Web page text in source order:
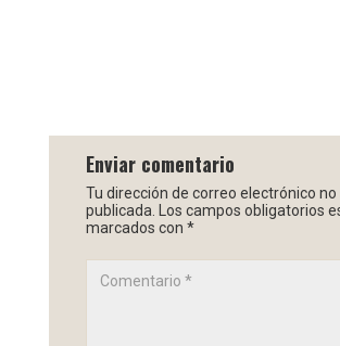
Enviar comentario
Tu dirección de correo electrónico no
publicada.
Los campos obligatorios
marcados con *